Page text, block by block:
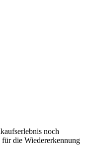
noch
für die Wiedererkennung